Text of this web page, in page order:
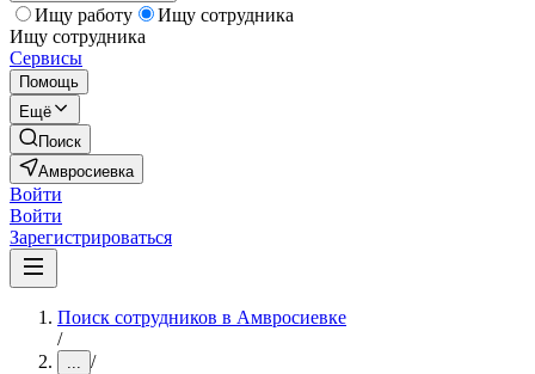
Ищу работу
Ищу сотрудника
Ищу сотрудника
Сервисы
Помощь
Ещё
Поиск
Амвросиевка
Войти
Войти
Зарегистрироваться
Поиск сотрудников в Амвросиевке
/
... /